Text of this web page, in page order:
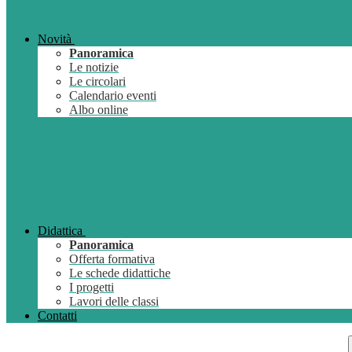
Novità
Panoramica
Le notizie
Le circolari
Calendario eventi
Albo online
Didattica
Panoramica
Offerta formativa
Le schede didattiche
I progetti
Lavori delle classi
Contatti